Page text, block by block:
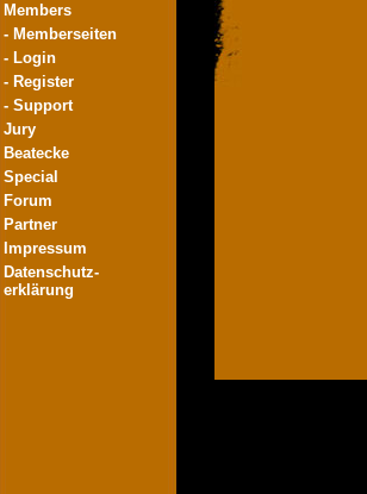
Members
- Memberseiten
- Login
- Register
- Support
Jury
Beatecke
Special
Forum
Partner
Impressum
Datenschutz-
erklärung